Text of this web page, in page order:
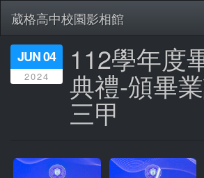
葳格高中校園影相館
112學年度
典禮-頒畢
三甲
JUN 04
2024